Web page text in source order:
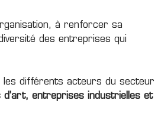
à renforcer sa
des entreprises qui
les différents acteurs du secteur
entreprises industrielles et